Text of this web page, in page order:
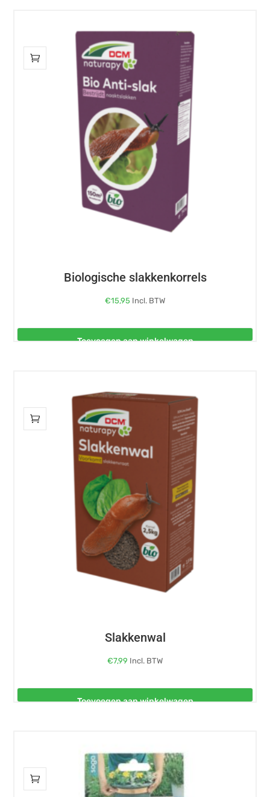
Biologische slakkenkorrels
€15,95 Incl. BTW
Toevoegen aan winkelwagen
Slakkenwal
€7,99 Incl. BTW
Toevoegen aan winkelwagen